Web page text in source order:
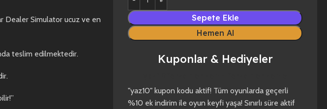
Dealer Simulator ucuz ve en
teslim edilmektedir.
Sepete Ekle
Hemen Al
Kuponlar & Hediyeler
"yaz10" kupon kodu aktif! Tüm oyunlarda geçerli
%10 ek indirim ile oyun keyfi yaşa! Sınırlı süre aktif